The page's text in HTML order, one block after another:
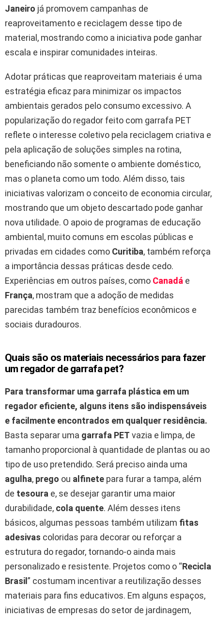
Janeiro já promovem campanhas de
reaproveitamento e reciclagem desse tipo de
material, mostrando como a iniciativa pode ganhar
escala e inspirar comunidades inteiras.
Adotar práticas que reaproveitam materiais é uma
estratégia eficaz para minimizar os impactos
ambientais gerados pelo consumo excessivo. A
popularização do regador feito com garrafa PET
reflete o interesse coletivo pela reciclagem criativa e
pela aplicação de soluções simples na rotina,
beneficiando não somente o ambiente doméstico,
mas o planeta como um todo. Além disso, tais
iniciativas valorizam o conceito de economia circular,
mostrando que um objeto descartado pode ganhar
nova utilidade. O apoio de programas de educação
ambiental, muito comuns em escolas públicas e
privadas em cidades como Curitiba, também reforça
a importância dessas práticas desde cedo.
Experiências em outros países, como Canadá e
França, mostram que a adoção de medidas
parecidas também traz benefícios econômicos e
sociais duradouros.
Quais são os materiais necessários para fazer
um regador de garrafa pet?
Para transformar uma garrafa plástica em um
regador eficiente, alguns itens são indispensáveis
e facilmente encontrados em qualquer residência.
Basta separar uma garrafa PET vazia e limpa, de
tamanho proporcional à quantidade de plantas ou ao
tipo de uso pretendido. Será preciso ainda uma
agulha, prego ou alfinete para furar a tampa, além
de tesoura e, se desejar garantir uma maior
durabilidade, cola quente. Além desses itens
básicos, algumas pessoas também utilizam fitas
adesivas coloridas para decorar ou reforçar a
estrutura do regador, tornando-o ainda mais
personalizado e resistente. Projetos como o “Recicla
Brasil ” costumam incentivar a reutilização desses
materiais para fins educativos. Em alguns espaços,
iniciativas de empresas do setor de jardinagem,